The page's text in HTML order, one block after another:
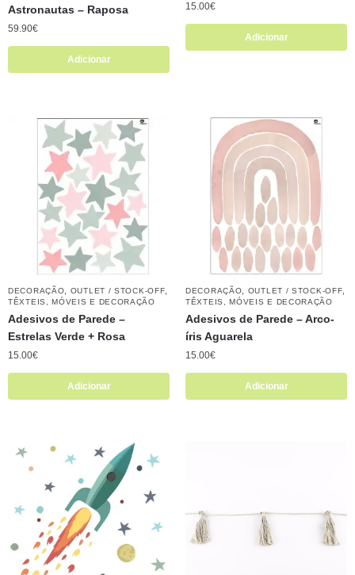
Astronautas – Raposa
59.90€
Adicionar
15.00€
Adicionar
DECORAÇÃO OUTLET / STOCK-OFF
TÊXTEIS, MÓVEIS E DECORAÇÃO
Adesivos de Parede –
Estrelas Verde + Rosa
15.00€
Adicionar
DECORAÇÃO OUTLET / STOCK-OFF
TÊXTEIS, MÓVEIS E DECORAÇÃO
Adesivos de Parede – Arco-
íris Aguarela
15.00€
Adicionar